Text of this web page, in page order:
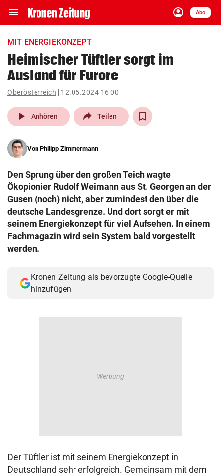
menu Navigation
ein-/ausklappen
account_circle
Anmelden
Abo
close Schließen
account_circle Anmelden
pin_drop
Wien arrow_right
search
eingeben
© Krone Multimedia GmbH & Co KG 2026
Muthgasse 2, 1190 Wien
MIT ENERGIEKONZEPT
Heimischer Tüftler sorgt im
Ausland für Furore
Oberösterreich 12.05.2024 16:00
play_arrow Anhören Teilen
Von Philipp Zimmermann
Den Sprung über den großen Teich wagte
Ökopionier Rudolf Weimann aus St. Georgen an der
Gusen (noch) nicht, aber zumindest den über die
deutsche Landesgrenze. Und dort sorgt er mit
seinem Energiekonzept für viel Aufsehen. In einem
Fachmagazin wird sein System bald vorgestellt
werden.
Kronen Zeitung als bevorzugte Google-Quelle
hinzufügen
Der Tüftler ist mit seinem Energiekonzept in
Deutschland sehr erfolgreich. Gemeinsam mit dem